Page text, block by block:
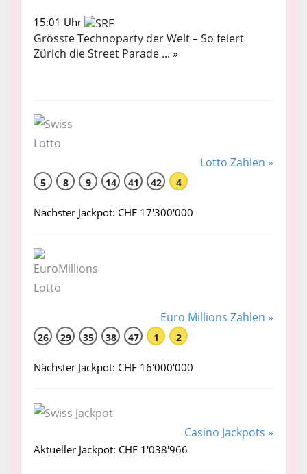
15:01 Uhr
Grösste Technoparty der Welt – So feiert
Zürich die Street Parade ... »
Lotto Zahlen »
5 8 9 14 41 42 4
Nächster Jackpot: CHF 17'300'000
Euro Millions Zahlen »
26 29 35 38 47 1 2
Nächster Jackpot: CHF 16'000'000
Casino Jackpots »
Aktueller Jackpot: CHF 1'038'966